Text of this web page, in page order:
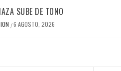
SUBE DE TONO
/6 AGOSTO, 2026